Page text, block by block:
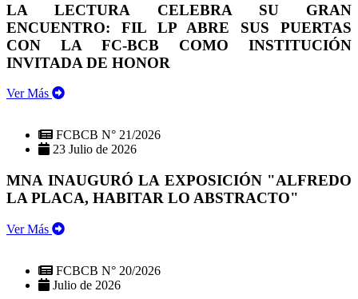
LA LECTURA CELEBRA SU GRAN
ENCUENTRO: FIL LP ABRE SUS PUERTAS
CON LA FC-BCB COMO INSTITUCIÓN
INVITADA DE HONOR
Ver Más
FCBCB N° 21/2026
23 Julio de 2026
MNA INAUGURÓ LA EXPOSICIÓN "ALFREDO
LA PLACA, HABITAR LO ABSTRACTO"
Ver Más
FCBCB N° 20/2026
Julio de 2026